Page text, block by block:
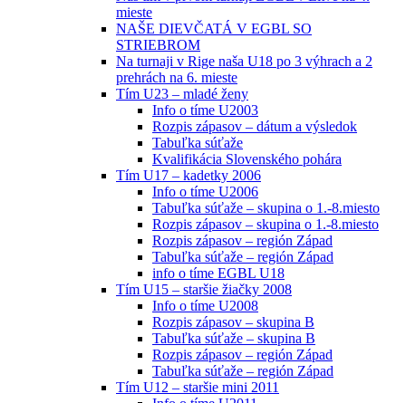
mieste
NAŠE DIEVČATÁ V EGBL SO
STRIEBROM
Na turnaji v Rige naša U18 po 3 výhrach a 2
prehrách na 6. mieste
Tím U23 – mladé ženy
Info o tíme U2003
Rozpis zápasov – dátum a výsledok
Tabuľka súťaže
Kvalifikácia Slovenského pohára
Tím U17 – kadetky 2006
Info o tíme U2006
Tabuľka súťaže – skupina o 1.-8.miesto
Rozpis zápasov – skupina o 1.-8.miesto
Rozpis zápasov – región Západ
Tabuľka súťaže – región Západ
info o tíme EGBL U18
Tím U15 – staršie žiačky 2008
Info o tíme U2008
Rozpis zápasov – skupina B
Tabuľka súťaže – skupina B
Rozpis zápasov – región Západ
Tabuľka súťaže – región Západ
Tím U12 – staršie mini 2011